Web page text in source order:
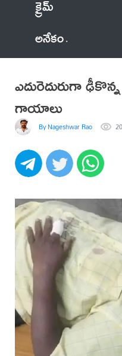
క్రైమ్
అనేకం
ఎదురెదురుగా
గాయాలు
By Nageshwar Rao